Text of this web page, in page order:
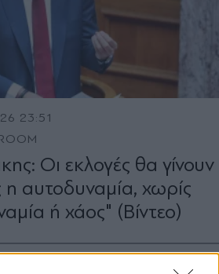
23:51
Οι εκλογές θα γίνουν
αυτοδυναμία, χωρίς
ή χάος" (Βίντεο)